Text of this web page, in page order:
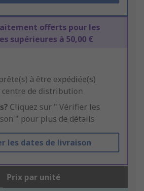
offerts pour les
supérieures à 50,00 €
à être expédiée(s)
de distribution
Cliquez sur " Vérifier les
" pour plus de détails
les dates de livraison
Prix par unité